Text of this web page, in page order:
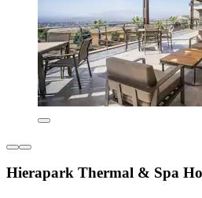
Hierapark Thermal & Spa